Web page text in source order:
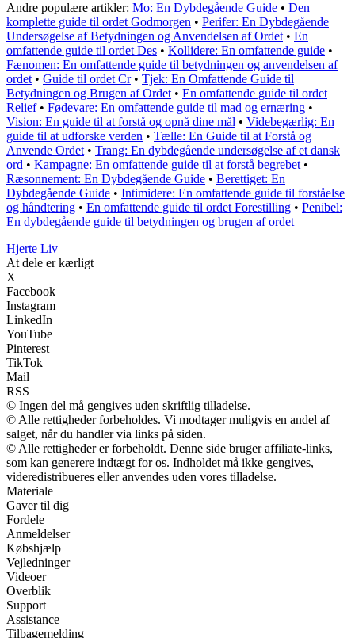
Andre populære artikler: Mo: En Dybdegående Guide • Den
komplette guide til ordet Godmorgen • Perifer: En Dybdegående
Undersøgelse af Betydningen og Anvendelsen af Ordet • En
omfattende guide til ordet Des • Kollidere: En omfattende guide •
Fænomen: En omfattende guide til betydningen og anvendelsen af
ordet • Guide til ordet Cr• Tjek: En Omfattende Guide til
Betydningen og Brugen af Ordet • En omfattende guide til ordet
Relief• Fødevare: En omfattende guide til mad og ernæring •
Vision: En guide til at forstå og opnå dine mål • Videbegærlig: En
guide til at udforske verden • Tælle: En Guide til at Forstå og
Anvende Ordet • Trang: En dybdegående undersøgelse af et dansk
ord • Kampagne: En omfattende guide til at forstå begrebet •
Ræsonnement: En Dybdegående Guide • Berettiget: En
Dybdegående Guide • Intimidere: En omfattende guide til forståelse
og håndtering • En omfattende guide til ordet Forestilling • Penibel:
En dybdegående guide til betydningen og brugen af ordet
Hjerte Liv
At dele er kærligt
X
Facebook
Instagram
LinkedIn
YouTube
Pinterest
TikTok
Mail
RSS
© Ingen del må gengives uden skriftlig tilladelse.
© Alle rettigheder forbeholdes. Vi modtager muligvis en andel af
salget, når du handler via links på siden.
© Alle rettigheder er forbeholdt. Denne side bruger affiliate-links,
som kan generere indtægt for os. Indholdet må ikke gengives,
videredistribueres eller anvendes uden vores tilladelse.
Materiale
Gaver til dig
Fordele
Anmeldelser
Købshjælp
Vejledninger
Videoer
Overblik
Support
Assistance
Tilbagemelding